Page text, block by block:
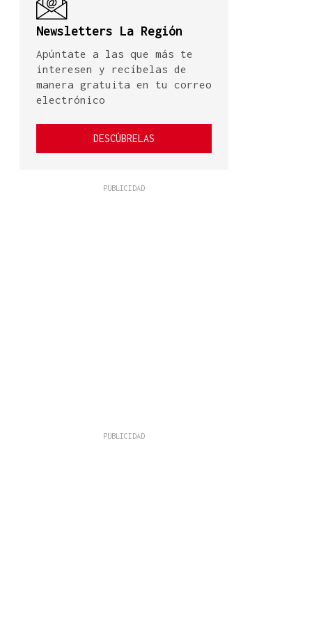
Newsletters La Región
Apúntate a las que más te
interesen y recíbelas de
manera gratuita en tu correo
electrónico
DESCÚBRELAS